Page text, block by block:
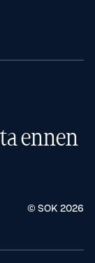
ennen
© SOK 2026